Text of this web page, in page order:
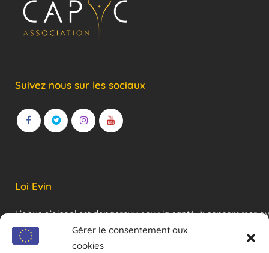
Gérer le consentement aux
cookies
Suivez nous sur les sociaux
Loi Evin
L’abus d’alcool est dangereux pour la santé, à consommer
modération !